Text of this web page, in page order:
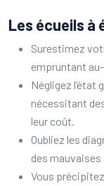
Les écueils à
Surestimez
empruntant
Négligez l’état
nécessitant
leur coût.
Oubliez les
des
Vous